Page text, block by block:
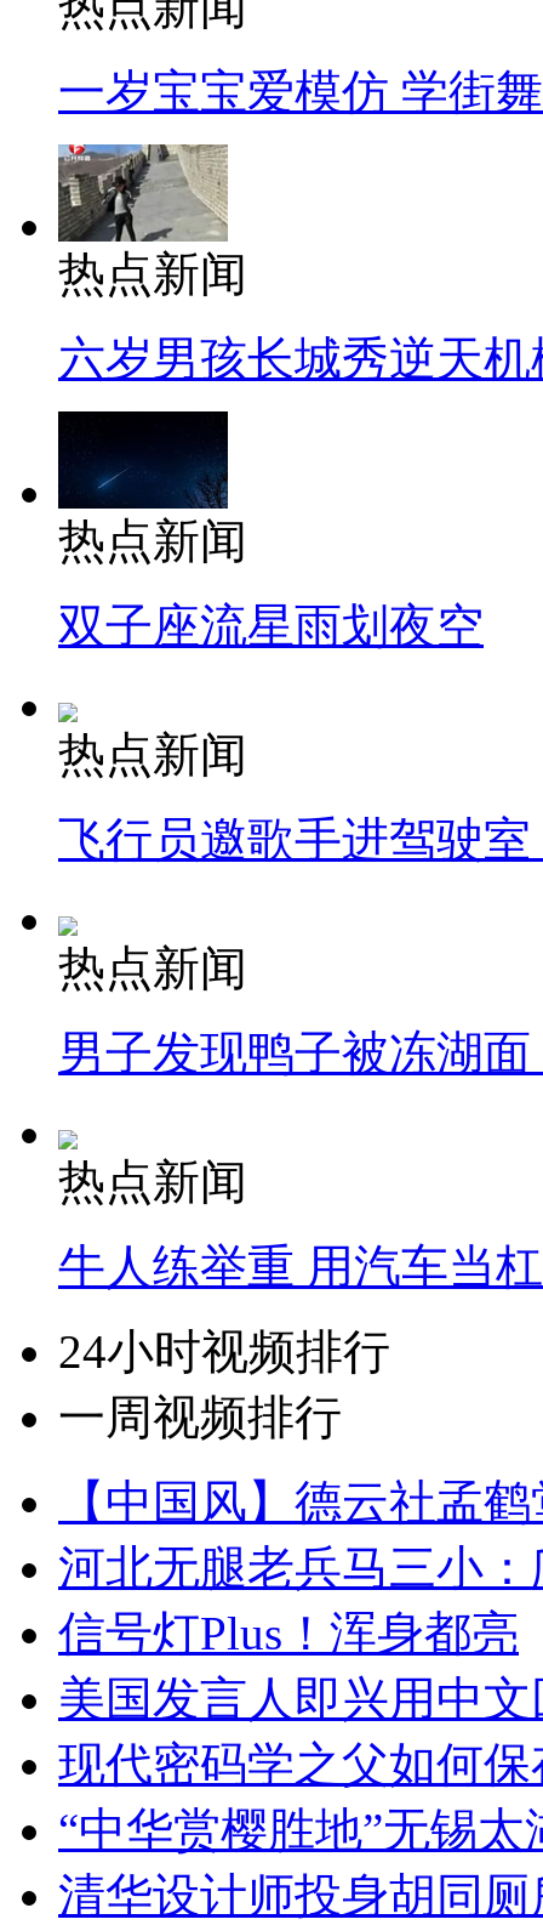
一岁宝宝爱模仿 学街
热点新闻
六岁男孩长城秀逆天机
热点新闻
双子座流星雨划夜空
热点新闻
飞行员邀歌手进驾驶
热点新闻
男子发现鸭子被冻湖
热点新闻
牛人练举重 用汽车当
24小时视频排行
一周视频排行
【中国风】德云社孟
河北无腿老兵马三小
信号灯Plus！浑身都亮
美国发言人即兴用中
现代密码学之父如何
“中华赏樱胜地”无锡
清华设计师投身胡同